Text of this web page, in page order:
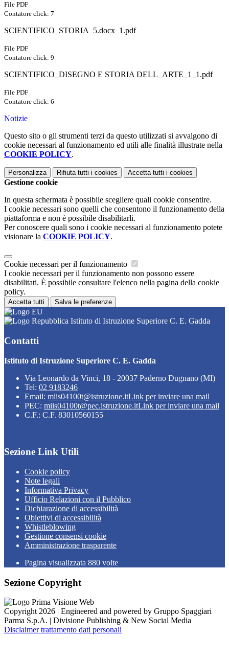
File PDF
Contatore click: 7
SCIENTIFICO_STORIA_5.docx_1.pdf
File PDF
Contatore click: 9
SCIENTIFICO_DISEGNO E STORIA DELL_ARTE_1_1.pdf
File PDF
Contatore click: 6
Notizie
Questo sito o gli strumenti terzi da questo utilizzati si avvalgono di
cookie necessari al funzionamento ed utili alle finalità illustrate nella
COOKIE POLICY.
Personalizza Rifiuta tutti i cookies Accetta tutti i cookies
Gestione cookie
In questa schermata è possibile scegliere quali cookie consentire.
I cookie necessari sono quelli che consentono il funzionamento della
piattaforma e non è possibile disabilitarli.
Per conoscere quali sono i cookie necessari al funzionamento potete
visionare la COOKIE POLICY.
Cookie necessari per il funzionamento
I cookie necessari per il funzionamento non possono essere
disabilitati. È possibile consultare l'elenco nella pagina della cookie
policy.
Accetta tutti Salva le preferenze
Istituto di Istruzione Superiore C. E. Gadda
Contatti
Istituto di Istruzione Superiore C. E. Gadda
Via Leonardo da Vinci, 18 - 20037 Paderno Dugnano (MI)
Tel: 02 9183246
Email: miis04100t@istruzione.itLink per inviare una mail
PEC: miis04100t@pec.istruzione.itLink per inviare una mail
C.F.: C.F. 83010560155
Sezione Link Utili
Cookie policy
Note legali
Informativa Privacy
Ufficio Relazioni con il Pubblico
Dichiarazione di accessibilità
Obiettivi di accessibilità
Whistleblowing
Gestione consensi cookie
Amministrazione trasparente
Pagina visualizzata 880 volte
Sezione Copyright
Copyright 2026 | Engineered and powered by Gruppo Spaggiari
Parma S.p.A. | Divisione Publishing & New Social Media
Disclaimer trattamento dati personali